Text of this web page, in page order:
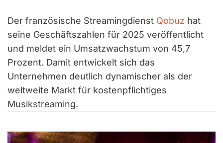
Der französische Streamingdienst Qobuz hat
seine Geschäftszahlen für 2025 veröffentlicht
und meldet ein Umsatzwachstum von 45,7
Prozent. Damit entwickelt sich das
Unternehmen deutlich dynamischer als der
weltweite Markt für kostenpflichtiges
Musikstreaming.